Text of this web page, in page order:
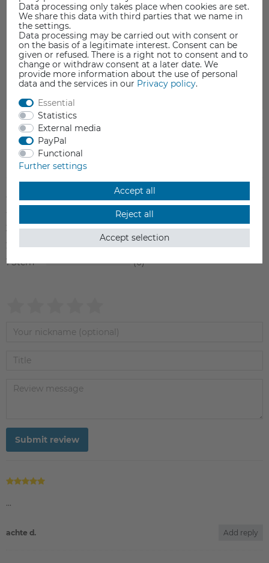
Fingerabdruck genügt, um die Haftung des Filaments
zu reduzieren. Optimal lassen sich Fettrückstände mit
Isopropanolbeseitigen, da sich dieses anschließend
rückstandsfrei verflüchtigt.
MitXTC3D Epoxidharzkönnen Sie Ihre Ausdrucke
weiter veredeln.
Item reviews(1)
5
1
4
0
3
0
2
0
1
0
Submit review
achte d. Add reply
Data processing only takes place when cookies are set.
We share this data with third parties that we name in
the settings.
Data processing may be carried out with consent or
on the basis of a legitimate interest. Consent can be
given or refused. There is a right not to consent and to
change or withdraw consent at a later date. We
provide more information about the use of personal
data and the services in our Privacy policy.
Essential
Statistics
External media
PayPal
Functional
Further settings
Accept all
Reject all
Accept selection